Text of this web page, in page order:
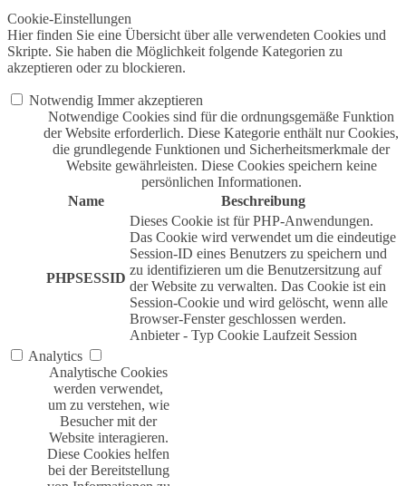
Cookie-Einstellungen
Hier finden Sie eine Übersicht über alle verwendeten Cookies und
Skripte. Sie haben die Möglichkeit folgende Kategorien zu
akzeptieren oder zu blockieren.
Notwendig Immer akzeptieren
Notwendige Cookies sind für die ordnungsgemäße Funktion
der Website erforderlich. Diese Kategorie enthält nur Cookies,
die grundlegende Funktionen und Sicherheitsmerkmale der
Website gewährleisten. Diese Cookies speichern keine
persönlichen Informationen.
Name
Beschreibung
PHPSESSID
Dieses Cookie ist für PHP-Anwendungen.
Das Cookie wird verwendet um die eindeutige
Session-ID eines Benutzers zu speichern und
zu identifizieren um die Benutzersitzung auf
der Website zu verwalten. Das Cookie ist ein
Session-Cookie und wird gelöscht, wenn alle
Browser-Fenster geschlossen werden.
Anbieter - Typ Cookie Laufzeit Session
Analytics
Analytische Cookies
werden verwendet,
um zu verstehen, wie
Besucher mit der
Website interagieren.
Diese Cookies helfen
bei der Bereitstellung